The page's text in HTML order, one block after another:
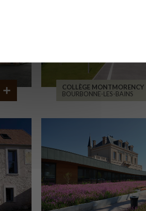
COLLÈGE MONTMORENCY
BOURBONNE-LES-BAINS